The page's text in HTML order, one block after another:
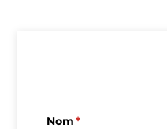
Nom*
(requis)